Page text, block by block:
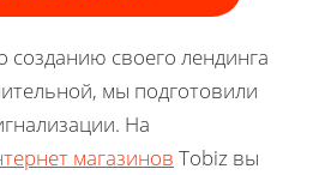
созданию своего лендинга
мы подготовили
На
магазинов Tobiz вы